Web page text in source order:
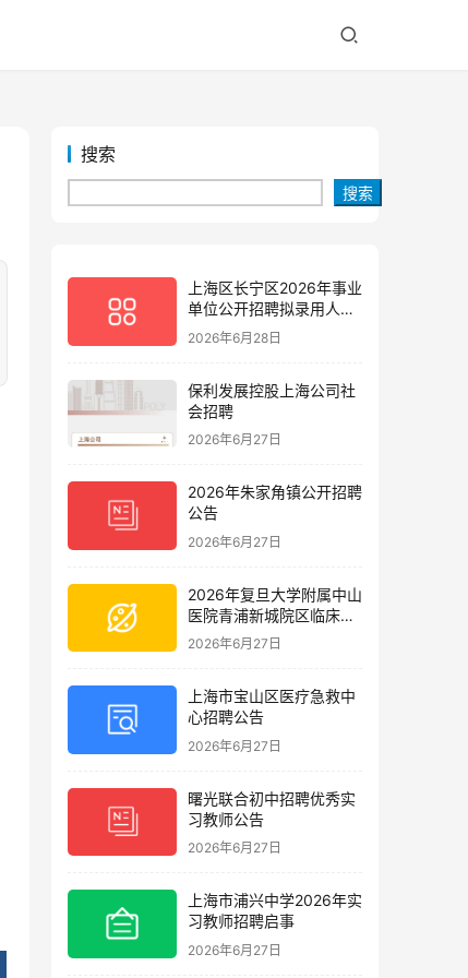
搜索
搜索
上海区长宁区2026年事业
单位公开招聘拟录用人员
公示(第三批)
2026年6月28日
保利发展控股上海公司社
会招聘
2026年6月27日
2026年朱家角镇公开招聘
公告
2026年6月27日
2026年复旦大学附属中山
医院青浦新城院区临床护
理岗位招聘启事
2026年6月27日
上海市宝山区医疗急救中
心招聘公告
2026年6月27日
曙光联合初中招聘优秀实
习教师公告
2026年6月27日
上海市浦兴中学2026年实
习教师招聘启事
2026年6月27日